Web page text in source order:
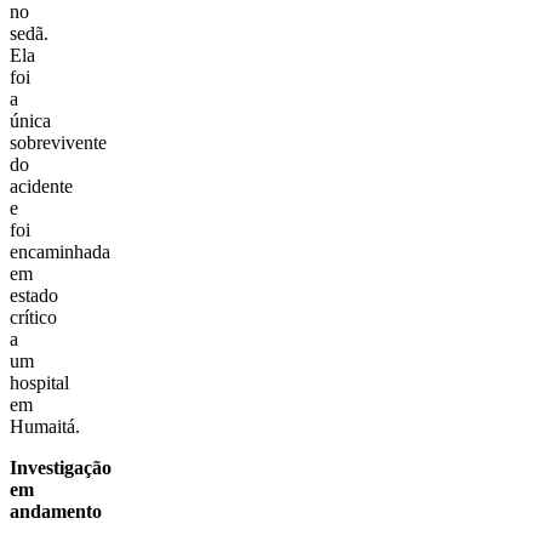
no
sedã.
Ela
foi
a
única
sobrevivente
do
acidente
e
foi
encaminhada
em
estado
crítico
a
um
hospital
em
Humaitá.
Investigação
em
andamento